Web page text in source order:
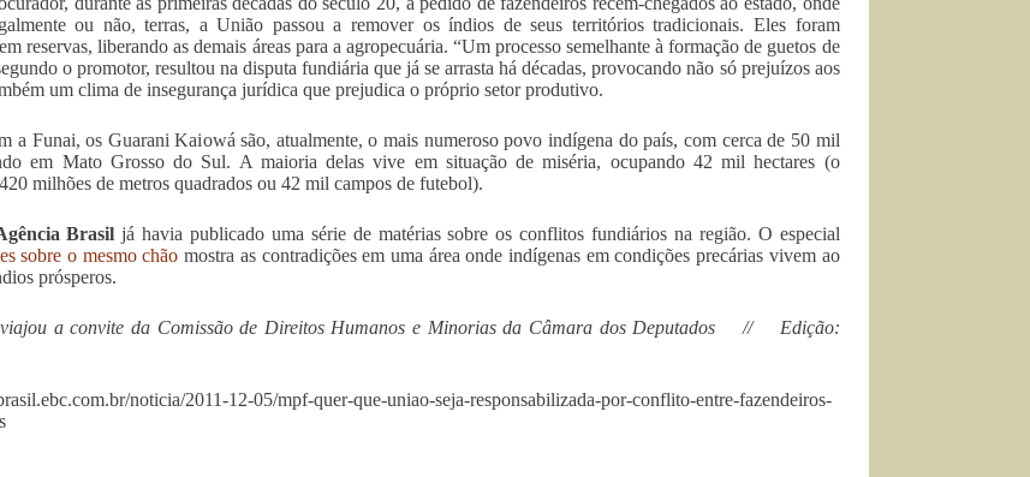
ou não, terras, a União passou a remover os índios de seus territórios tradicionais. Eles foram
reservas, liberando as demais áreas para a agropecuária. “Um processo semelhante à formação de guetos de
o promotor, resultou na disputa fundiária que já se arrasta há décadas, provocando não só prejuízos aos
um clima de insegurança jurídica que prejudica o próprio setor produtivo.
a Funai, os Guarani Kaiowá são, atualmente, o mais numeroso povo indígena do país, com cerca de 50 mil
em Mato Grosso do Sul. A maioria delas vive em situação de miséria, ocupando 42 mil hectares (o
milhões de metros quadrados ou 42 mil campos de futebol).
Brasil já havia publicado uma série de matérias sobre os conflitos fundiários na região. O especial
sobre o mesmo chão mostra as contradições em uma área onde indígenas em condições precárias vivem ao
prósperos.
a convite da Comissão de Direitos Humanos e Minorias da Câmara dos Deputados // Edição:
noticia/2011-12-05/mpf-quer-que-uniao-seja-responsabilizada-por-conflito-entre-fazendeiros-